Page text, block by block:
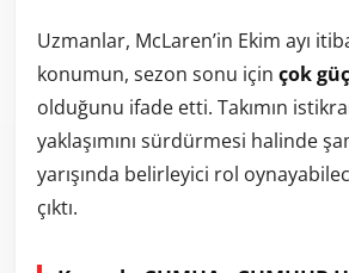
Uzmanlar, McLaren’in Ekim ayı
konumun, sezon sonu için çok
olduğunu ifade etti. Takımın
yaklaşımını sürdürmesi halinde
yarışında belirleyici rol
çıktı.